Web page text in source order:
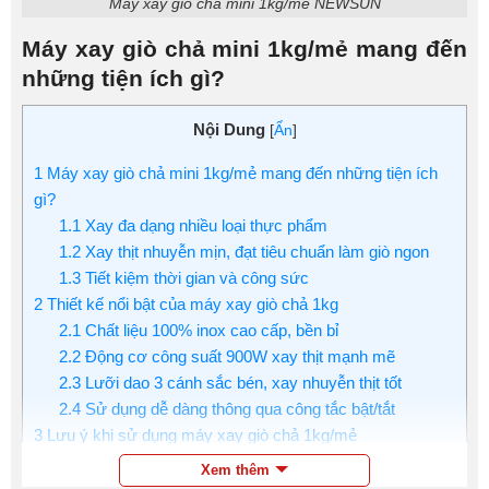
Máy xay giò chả mini 1kg/mẻ mang đến
những tiện ích gì?
Nội Dung [Ẩn]
1 Máy xay giò chả mini 1kg/mẻ mang đến những tiện ích
gì?
1.1 Xay đa dạng nhiều loại thực phẩm
1.2Xay thịt nhuyễn mịn, đạt tiêu chuẩn làm giò ngon
1.3Tiết kiệm thời gian và công sức
2 Thiết kế nổi bật của máy xay giò chả 1kg
2.1 Chất liệu 100% inox cao cấp, bền bỉ
2.2Động cơ công suất 900W xay thịt mạnh mẽ
2.3Lưỡi dao 3 cánh sắc bén, xay nhuyễn thịt tốt
2.4Sử dụng dễ dàng thông qua công tắc bật/tắt
3 Lưu ý khi sử dụng máy xay giò chả 1kg/mẻ
Mua máy xay giò 1kg/mẻ chính hãng, giá tốt tại
Xem thêm